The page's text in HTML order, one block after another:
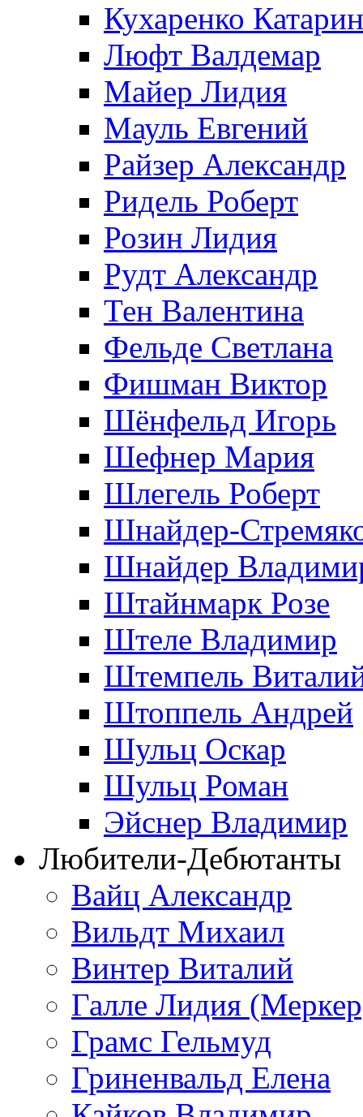
Кухаренко
Люфт Валдемaр
Майер Лидия
Мауль Евгений
Райзер Александр
Ридель Роберт
Розин Лидия
Рудт Александр
Тен Валентина
Фельде Светлана
Фишман Виктор
Шёнфельд Игорь
Шефнер Мария
Шлегель Роберт
Шнайдер-
Шнайдер
Штайнмарк Розe
Штеле Владимир
Штемпель
Штоппель Андрей
Шульц Оскар
Шульц Роман
Эйснер Владимир
Любители-Дебютанты
Вайц Александр
Вильдт Михаил
Винтер Виталий
Галле Лидия
Грамс Гельмуд
Гриненвальд Елена